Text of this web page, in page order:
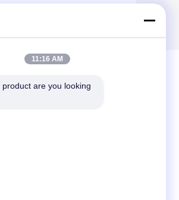
11:16 AM
are you looking